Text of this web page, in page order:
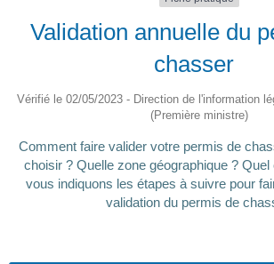
Validation annuelle du
chasser
Vérifié le 02/05/2023 - Direction de l'information
(Première ministre)
Comment faire valider votre permis de
choisir ? Quelle zone géographique ?
vous indiquons les étapes à suivre pour
validation du permis de